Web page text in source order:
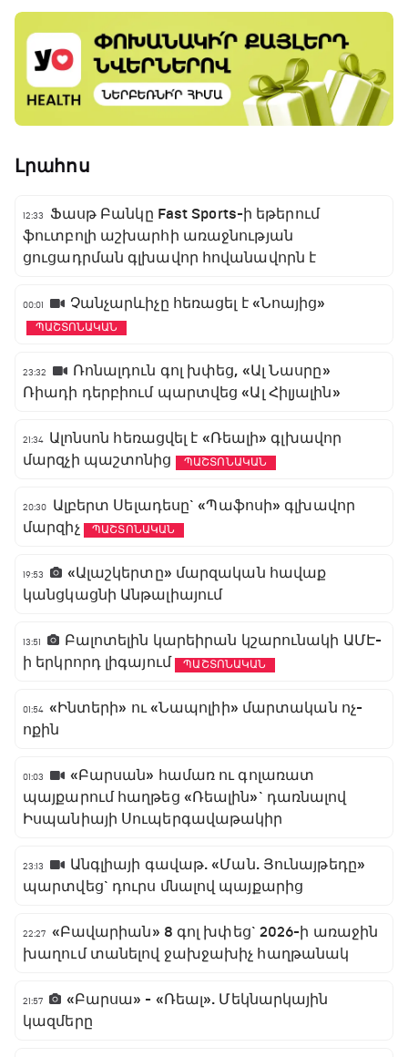
Լրահոս
12:33
Ֆասթ Բանկը Fast Sports-ի եթերում
ֆուտբոլի աշխարհի առաջնության
ցուցադրման գլխավոր հովանավորն է
00:01 Չանչարևիչը հեռացել է «Նոայից»
ՊԱՇՏՈՆԱԿԱՆ
23:32
Ռոնալդուն գոլ խփեց, «Ալ Նասրը»
Ռիադի դերբիում պարտվեց «Ալ Հիլյալին»
21:34 Ալոնսոն հեռացվել է «Ռեալի» գլխավոր
մարզչի պաշտոնից
ՊԱՇՏՈՆԱԿԱՆ
20:30
Ալբերտ Սելադեսը` «Պաֆոսի» գլխավոր
մարզիչ
ՊԱՇՏՈՆԱԿԱՆ
19:53
«Ալաշկերտը» մարզական հավաք
կանցկացնի Անթալիայում
13:51
Բալոտելին կարեիրան կշարունակի ԱՄԷ-
ի երկրորդ լիգայում
ՊԱՇՏՈՆԱԿԱՆ
01:54 «Ինտերի» ու «Նապոլիի» մարտական ոչ-
ոքին
01:03
«Բարսան» համառ ու գոլառատ
պայքարում հաղթեց «Ռեալին»` դառնալով
Իսպանիայի Սուպերգավաթակիր
23:13
Անգլիայի գավաթ. «Ման. Յունայթեդը»
պարտվեց` դուրս մնալով պայքարից
22:27 «Բավարիան» 8 գոլ խփեց` 2026-ի առաջին
խաղում տանելով ջախջախիչ հաղթանակ
21:57
«Բարսա» - «Ռեալ». Մեկնարկային
կազմերը